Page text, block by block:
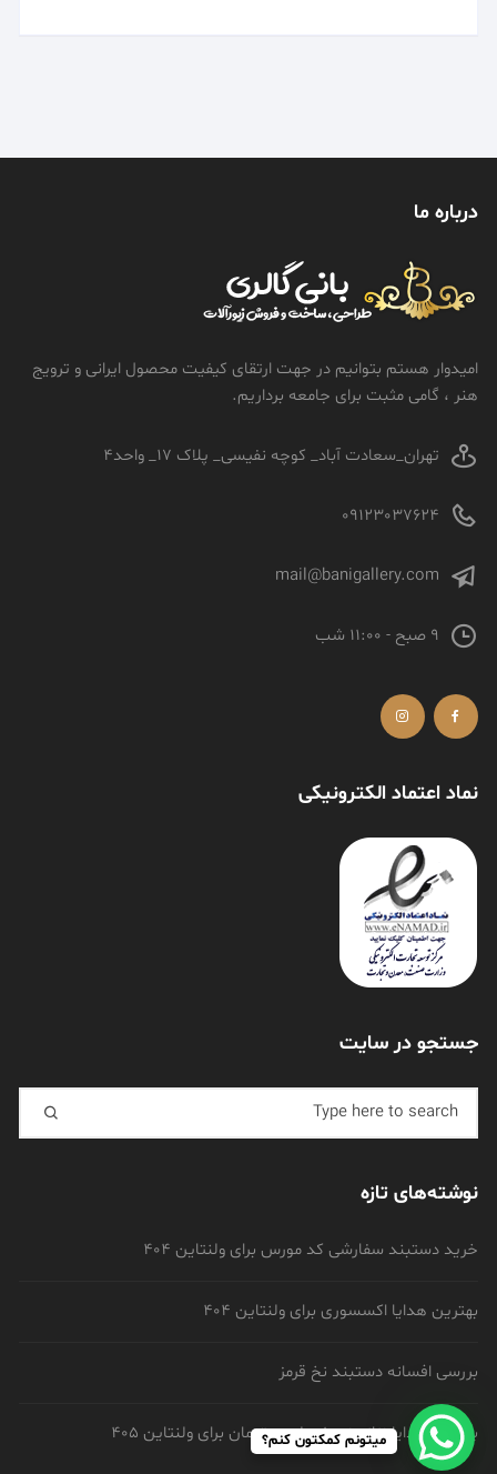
درباره ما
امیدوار هستم بتوانیم در جهت ارتقای کیفیت محصول ایرانی و ترویج
هنر ، گامی مثبت برای جامعه برداریم.
تهران_سعادت آباد_ کوچه نفیسی_ پلاک 17_ واحد4
09123037624
mail@banigallery.com
9 صبح - 11:00 شب
نماد اعتماد الکترونیکی
جستجو در سایت
Search for:
نوشته‌های تازه
خرید دستبند سفارشی کد مورس برای ولنتاین 404
بهترین هدایا اکسسوری برای ولنتاین 404
بررسی افسانه دستبند نخ قرمز
بهترین هدایا زنانه زیر 1 میلیون تومان برای ولنتاین 405میتونم کمکتون کنم؟